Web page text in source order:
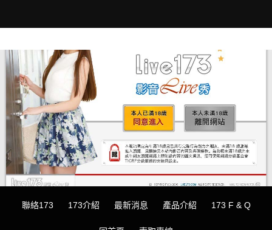
聯絡173 173介紹 最新消息 產品介紹 173 F & Q